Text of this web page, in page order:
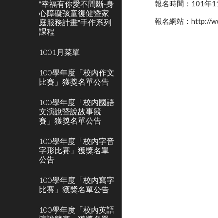
"幸福有你愛不間斷-身
心障礙孩童復健暨家
庭服務計畫"手作系列
課程
1001月菜單
100學年度「校內作文
比賽」獲獎名單公告
100學年度「校內國語
文演說暨說故事競
賽」獲獎名單公告
100學年度「校內字音
字形比賽」獲獎名單
公告
100學年度「校內寫字
比賽」獲獎名單公告
100學年度「校內英語
報名時間：101年
報名網站：http://